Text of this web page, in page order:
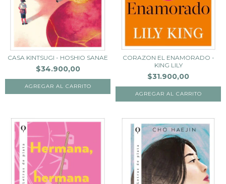
CASA KINTSUGI - HOSHIO SANAE
$34.900,00
CORAZON EL ENAMORADO -
KING LILY
$31.900,00